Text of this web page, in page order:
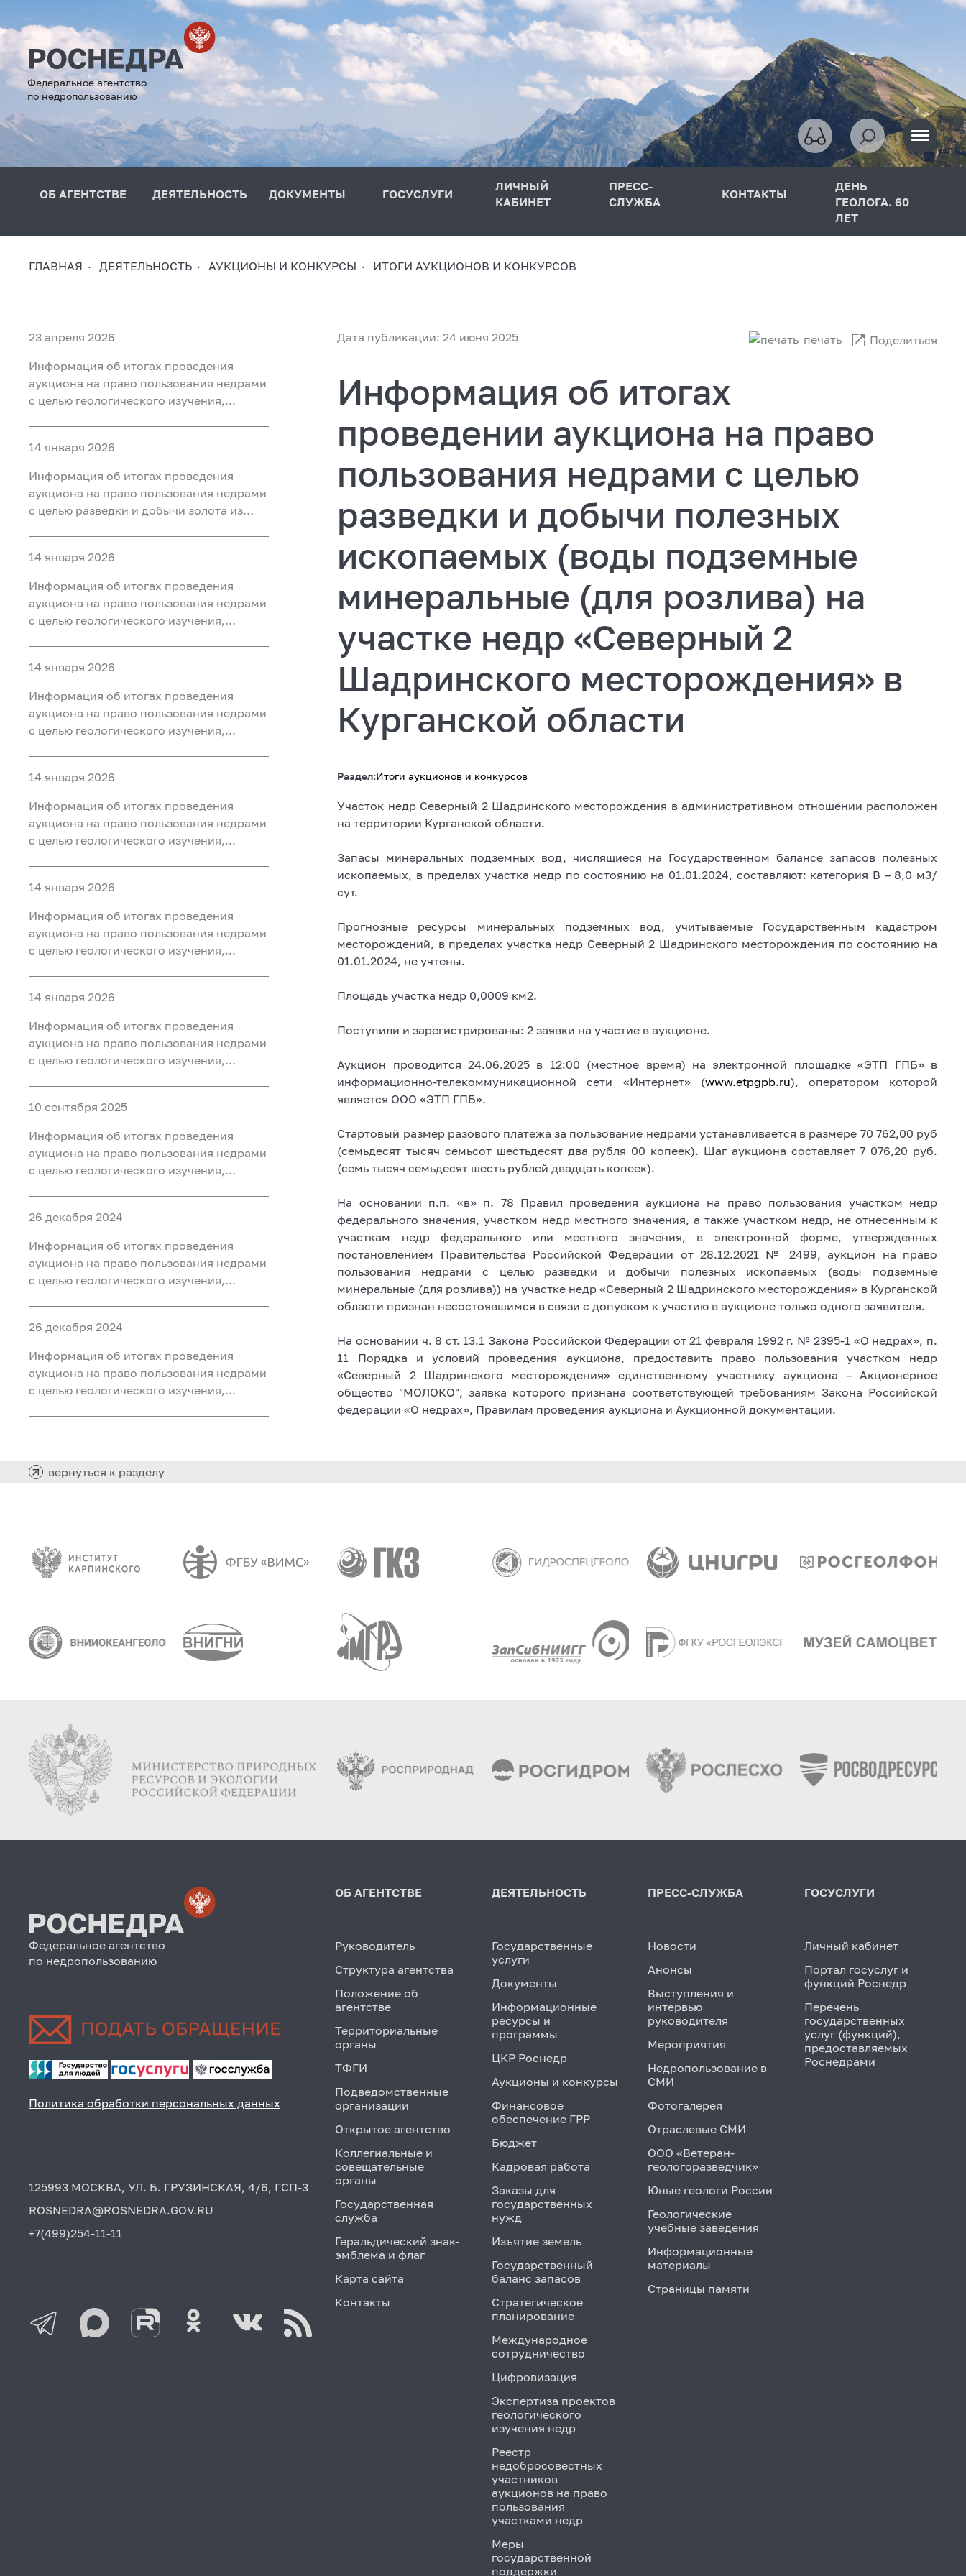
Федеральное агентство
по недропользованию
ОБ АГЕНТСТВЕ ДЕЯТЕЛЬНОСТЬ ДОКУМЕНТЫ ГОСУСЛУГИ
ЛИЧНЫЙ
КАБИНЕТ
ПРЕСС-
СЛУЖБА
КОНТАКТЫ
ДЕНЬ
ГЕОЛОГА. 60
ЛЕТ
ГЛАВНАЯ ДЕЯТЕЛЬНОСТЬ АУКЦИОНЫ И КОНКУРСЫ ИТОГИ АУКЦИОНОВ И КОНКУРСОВ
23 апреля 2026
Информация об итогах проведения
аукциона на право пользования недрами
с целью геологического изучения,
«Тарховский», расположенного на
территории Ханты-Мансийского района
Ханты-Мансийского автономного округа
- Югры
14 января 2026
Информация об итогах проведения
аукциона на право пользования недрами
с целью разведки и добычи золота из
недр «Мостовка р.» в Свердловской
области
14 января 2026
Информация об итогах проведения
аукциона на право пользования недрами
с целью геологического изучения,
«Юильский 5», расположенного на
территории Белоярского района Ханты-
Мансийского автономного округа - Югры
14 января 2026
Информация об итогах проведения
аукциона на право пользования недрами
с целью геологического изучения,
участке недр «Радомский»,
расположенного на территории
Октябрьского района Ханты-
Мансийского автономного округа - Югры
14 января 2026
Информация об итогах проведения
аукциона на право пользования недрами
с целью геологического изучения,
«Сергинский 9», расположенного на
территории Белоярского района Ханты-
Мансийского автономного округа - Югры
14 января 2026
Информация об итогах проведения
аукциона на право пользования недрами
с целью геологического изучения,
«Западно-Нятлонгский»,
расположенного на территории
Сургутского района Ханты-Мансийского
автономного округа - Югры
14 января 2026
Информация об итогах проведения
аукциона на право пользования недрами
с целью геологического изучения,
«Восточно-Камский», расположенного
на территории Ханты-Мансийского
района Ханты-Мансийского
автономного округа - Югры
10 сентября 2025
Информация об итогах проведения
аукциона на право пользования недрами
с целью геологического изучения,
«Бобровый», расположенного в
Уватском районе Тюменской области
26 декабря 2024
Информация об итогах проведения
аукциона на право пользования недрами
с целью геологического изучения,
«Южно-Хангокуртский» в Ханты-
Мансийском автономном округе – Югре
26 декабря 2024
Информация об итогах проведения
аукциона на право пользования недрами
с целью геологического изучения,
Дата публикации: 24 июня 2025 печать Поделиться
Информация об итогах
проведении аукциона на право
пользования недрами с целью
разведки и добычи полезных
ископаемых (воды подземные
минеральные (для розлива) на
участке недр «Северный 2
Шадринского месторождения» в
Курганской области
Раздел:Итоги аукционов и конкурсов
Участок недр Северный 2 Шадринского месторождения в административном отношении расположен
на территории Курганской области.
Запасы минеральных подземных вод, числящиеся на Государственном балансе запасов полезных
ископаемых, в пределах участка недр по состоянию на 01.01.2024, составляют: категория B – 8,0 м3/
сут.
Прогнозные ресурсы минеральных подземных вод, учитываемые Государственным кадастром
месторождений, в пределах участка недр Северный 2 Шадринского месторождения по состоянию на
01.01.2024, не учтены.
Площадь участка недр 0,0009 км2.
Поступили и зарегистрированы: 2 заявки на участие в аукционе.
Аукцион проводится 24.06.2025 в 12:00 (местное время) на электронной площадке «ЭТП ГПБ» в
информационно-телекоммуникационной сети «Интернет» (www.etpgpb.ru), оператором которой
является ООО «ЭТП ГПБ».
Стартовый размер разового платежа за пользование недрами устанавливается в размере 70 762,00 руб
(семьдесят тысяч семьсот шестьдесят два рубля 00 копеек). Шаг аукциона составляет 7 076,20 руб.
(семь тысяч семьдесят шесть рублей двадцать копеек).
На основании п.п. «в» п. 78 Правил проведения аукциона на право пользования участком недр
федерального значения, участком недр местного значения, а также участком недр, не отнесенным к
участкам недр федерального или местного значения, в электронной форме, утвержденных
постановлением Правительства Российской Федерации от 28.12.2021 № 2499, аукцион на право
пользования недрами с целью разведки и добычи полезных ископаемых (воды подземные
минеральные (для розлива)) на участке недр «Северный 2 Шадринского месторождения» в Курганской
области признан несостоявшимся в связи с допуском к участию в аукционе только одного заявителя.
На основании ч. 8 ст. 13.1 Закона Российской Федерации от 21 февраля 1992 г. № 2395-1 «О недрах», п.
11 Порядка и условий проведения аукциона, предоставить право пользования участком недр
«Северный 2 Шадринского месторождения» единственному участнику аукциона – Акционерное
общество "МОЛОКО", заявка которого признана соответствующей требованиям Закона Российской
федерации «О недрах», Правилам проведения аукциона и Аукционной документации.
вернуться к разделу
Федеральное агентство
по недропользованию
Политика обработки персональных данных
125993 МОСКВА, УЛ. Б. ГРУЗИНСКАЯ, 4/6, ГСП-3
ROSNEDRA@ROSNEDRA.GOV.RU
+7(499)254-11-11
ОБ АГЕНТСТВЕ
Руководитель
Структура агентства
Положение об
агентстве
Территориальные
органы
ТФГИ
Подведомственные
организации
Открытое агентство
Коллегиальные и
совещательные
органы
Государственная
служба
Геральдический знак-
эмблема и флаг
Карта сайта
Контакты
ДЕЯТЕЛЬНОСТЬ
Государственные
услуги
Документы
Информационные
ресурсы и
программы
ЦКР Роснедр
Аукционы и конкурсы
Финансовое
обеспечение ГРР
Бюджет
Кадровая работа
Заказы для
государственных
нужд
Изъятие земель
Государственный
баланс запасов
Стратегическое
планирование
Международное
сотрудничество
Цифровизация
Экспертиза проектов
геологического
изучения недр
Реестр
недобросовестных
участников
аукционов на право
пользования
участками недр
Меры
государственной
поддержки
ПРЕСС-СЛУЖБА
Новости
Анонсы
Выступления и
интервью
руководителя
Мероприятия
Недропользование в
СМИ
Фотогалерея
Отраслевые СМИ
ООО «Ветеран-
геологоразведчик»
Юные геологи России
Геологические
учебные заведения
Информационные
материалы
Страницы памяти
ГОСУСЛУГИ
Личный кабинет
Портал госуслуг и
функций Роснедр
Перечень
государственных
услуг (функций),
предоставляемых
Роснедрами